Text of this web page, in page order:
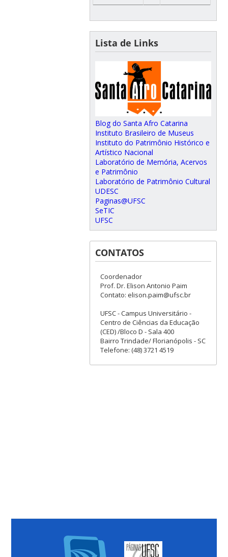
Lista de Links
Blog do Santa Afro Catarina
Instituto Brasileiro de Museus
Instituto do Patrimônio Histórico e
Artístico Nacional
Laboratório de Memória, Acervos
e Patrimônio
Laboratório de Patrimônio Cultural
UDESC
Paginas@UFSC
SeTIC
UFSC
CONTATOS
Coordenador
Prof. Dr. Elison Antonio Paim
Contato: elison.paim@ufsc.br
UFSC - Campus Universitário -
Centro de Ciências da Educação
(CED) /Bloco D - Sala 400
Bairro Trindade/ Florianópolis - SC
Telefone: (48) 3721 4519